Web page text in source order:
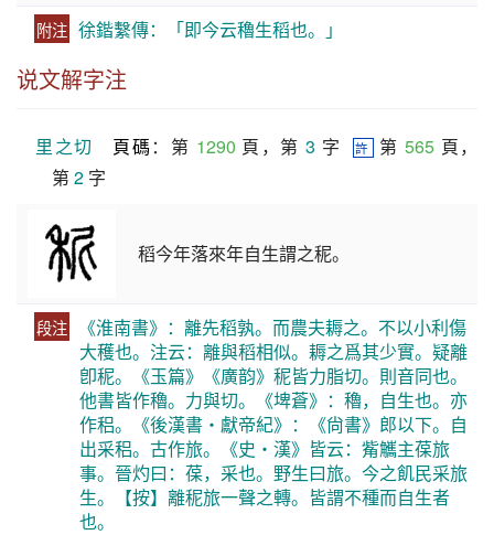
附注 徐鍇繫傳：「即今云穭生稻也。」
说文解字注
里之切 頁碼 ：第 1290 頁，第 3 字 許 第 565 頁，
第 2 字
稻今年落來年自生謂之秜。
段注
《淮南書》：離先稻孰。而農夫耨之。不以小利傷
大穫也。注云：離與稻相似。耨之爲其少實。疑離
卽秜。《玉篇》《廣韵》秜皆力脂切。則音同也。
他書皆作穭。力與切。《埤蒼》：穭，自生也。亦
作稆。《後漢書・獻帝紀》：《尙書》郎以下。自
出采稆。古作旅。《史・漢》皆云：觜觿主葆旅
事。晉灼曰：葆，采也。野生曰旅。今之飢民采旅
生。【按】離秜旅一聲之轉。皆謂不種而自生者
也。